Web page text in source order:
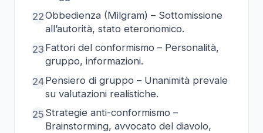
22Obbedienza (Milgram) – Sottomissione
all’autorità, stato eteronomico.
23 Fattori del conformismo – Personalità,
gruppo, informazioni.
24Pensiero di gruppo – Unanimità prevale
su valutazioni realistiche.
25 Strategie anti-conformismo –
Brainstorming, avvocato del diavolo,